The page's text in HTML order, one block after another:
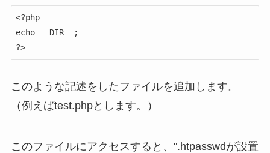
<?php
echo __DIR__;
?>
このような記述をしたファイルを追加します。
（例えばtest.phpとします。）
このファイルにアクセスすると、".htpasswdが設置